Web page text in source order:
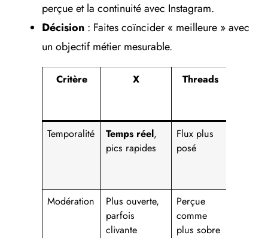
perçue et la continuité avec Instagram.
Décision : Faites coïncider « meilleure » avec
un objectif métier mesurable.
Critère X Threads
Temporalité
Temps réel,
pics rapides
Flux plus
posé
Modération
Plus ouverte,
parfois
clivante
Perçue
comme
plus sobre